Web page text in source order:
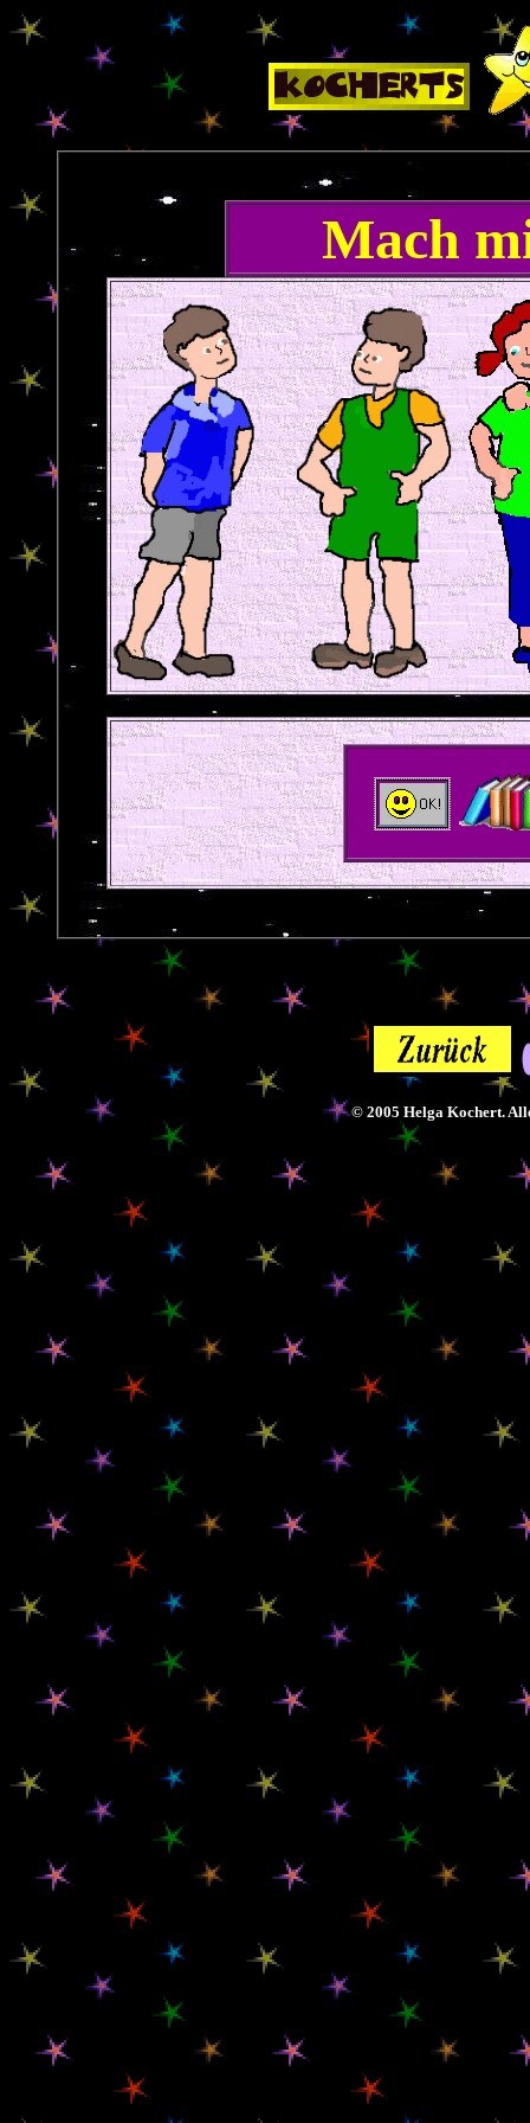
Mach
© 2005 Helga Kochert.